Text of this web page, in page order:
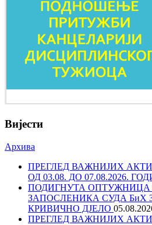
Вијести
Архива
ПРЕГЛЕД ВАЖНИЈИХ
ОД 03.08. ДО 07.08.2026.
ПОДИГНУТА ОПТУЖНИЦА
ЗАПОСЛЕНИКА СУДА БиХ
КРИВИЧНО ДЈЕЛО
ПРЕГЛЕД ВАЖНИЈИХ